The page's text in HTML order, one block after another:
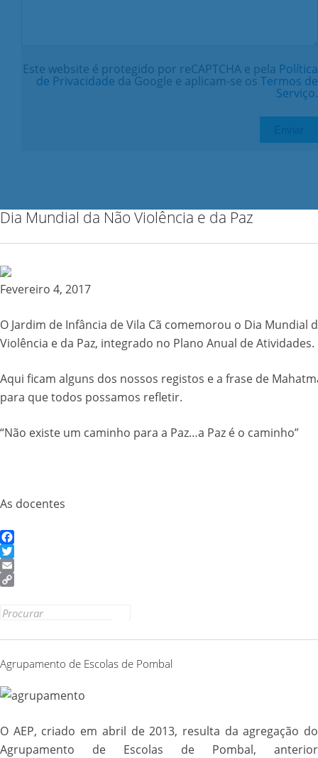
Este website é protegido por reCAPTCHA e pela Política
de Privacidade da Google e aplicam-se os Termos de
Serviço.
Dia Mundial da Não Violência e da Paz
Fevereiro 4, 2017
O Jardim de Infância de Vila Cã comemorou o Dia Mundial
Violência e da Paz, integrado no Plano Anual de Atividades.
Aqui ficam alguns dos nossos registos e a frase de
para que todos possamos refletir.
“Não existe um caminho para a Paz…a Paz é o caminho”
As docentes
Facebook
Twitter
Email
Link
Search
Agrupamento de Escolas de Pombal
O AEP, criado em abril de 2013, resulta da agregação do
Agrupamento de Escolas de Pombal, anterior